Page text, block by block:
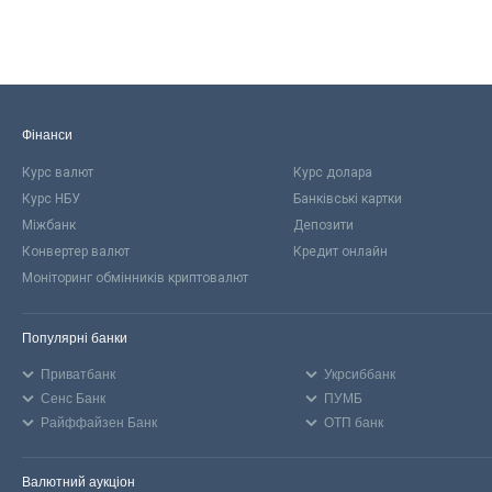
Фінанси
Курс валют
Курс долара
Курс НБУ
Банківські картки
Міжбанк
Депозити
Конвертер валют
Кредит онлайн
Моніторинг обмінників криптовалют
Популярні банки
Приватбанк
Укрсиббанк
Сенс Банк
ПУМБ
Райффайзен Банк
ОТП банк
Валютний аукціон